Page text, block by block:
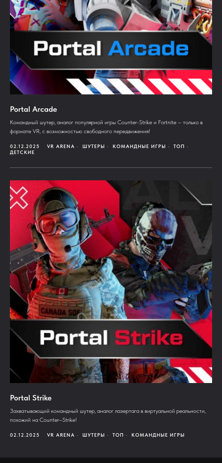
Portal Arcade
Командный шутер, аналог популярной игры Counter-Strike и Fortnite – только в
формате VR, с возможностью свободного передвижения!
02.12.2025 VR ARENA ШУТЕРЫ КОМАНДНЫЕ ИГРЫ
ТОП
ДЕТСКИЕ
Portal Strike
Захватывающий командный шутер, аналог лазертага в виртуальной реальности,
похожий на Counter–Strike!
02.12.2025 VR ARENA ШУТЕРЫ ТОП КОМАНДНЫЕ ИГРЫ